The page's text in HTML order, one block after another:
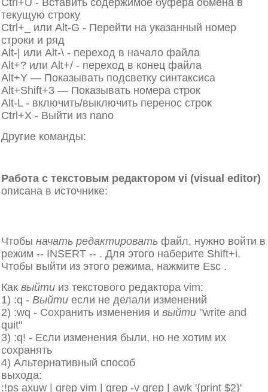
Ctrl+U - Вставить содержимое буфера обмена в
текущую строку
Ctrl+_ или Alt-G - Перейти на указанный номер
строки и ряд
Alt-| или Alt-\ - переход в начало файла
Alt+? или Alt+/ - переход в конец файла
Alt+Y — Показывать подсветку синтаксиса
Alt+Shift+3 — Показывать номера строк
Alt-L - включить/выключить перенос строк
Ctrl+X - Выйти из nano
Другие команды:
Работа с текстовым редактором vi (visual editor)
описана в источнике:
Чтобы начать редактировать файл, нужно войти в
режим -- INSERT -- . Для этого наберите Shift+i.
Чтобы выйти из этого режима, нажмите Esc .
Как выйти из текстового редактора vim:
1) :q - Выйти если не делали изменений
2) :wq - Сохранить изменения и выйти "write and
quit"
3) :q! - Если изменения были, но не хотим их
сохранять
4) Альтернативный способ
выхода:
:!ps axuw | grep vim | grep -v grep | awk '{print $2}'